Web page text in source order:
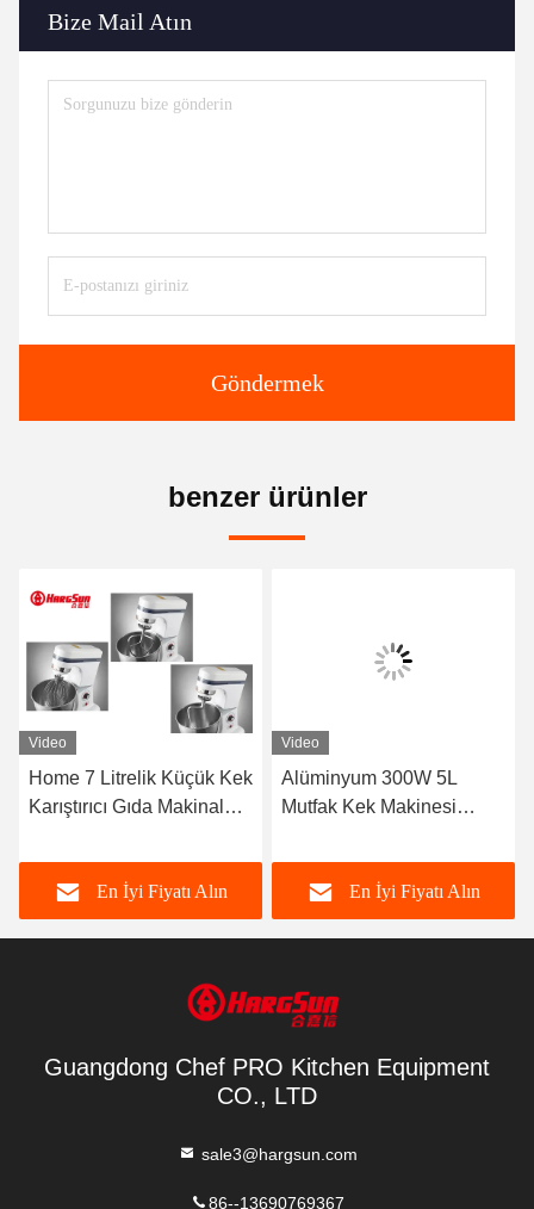
Bize Mail Atın
Göndermek
benzer ürünler
Video
Home 7 Litrelik Küçük Kek
Karıştırıcı Gıda Makinaları
En İyi Fiyatı Alın
Video
Alüminyum 300W 5L
Mutfak Kek Makinesi
En İyi Fiyatı Alın
Guangdong Chef PRO Kitchen Equipment
CO., LTD
sale3@hargsun.com
86--13690769367